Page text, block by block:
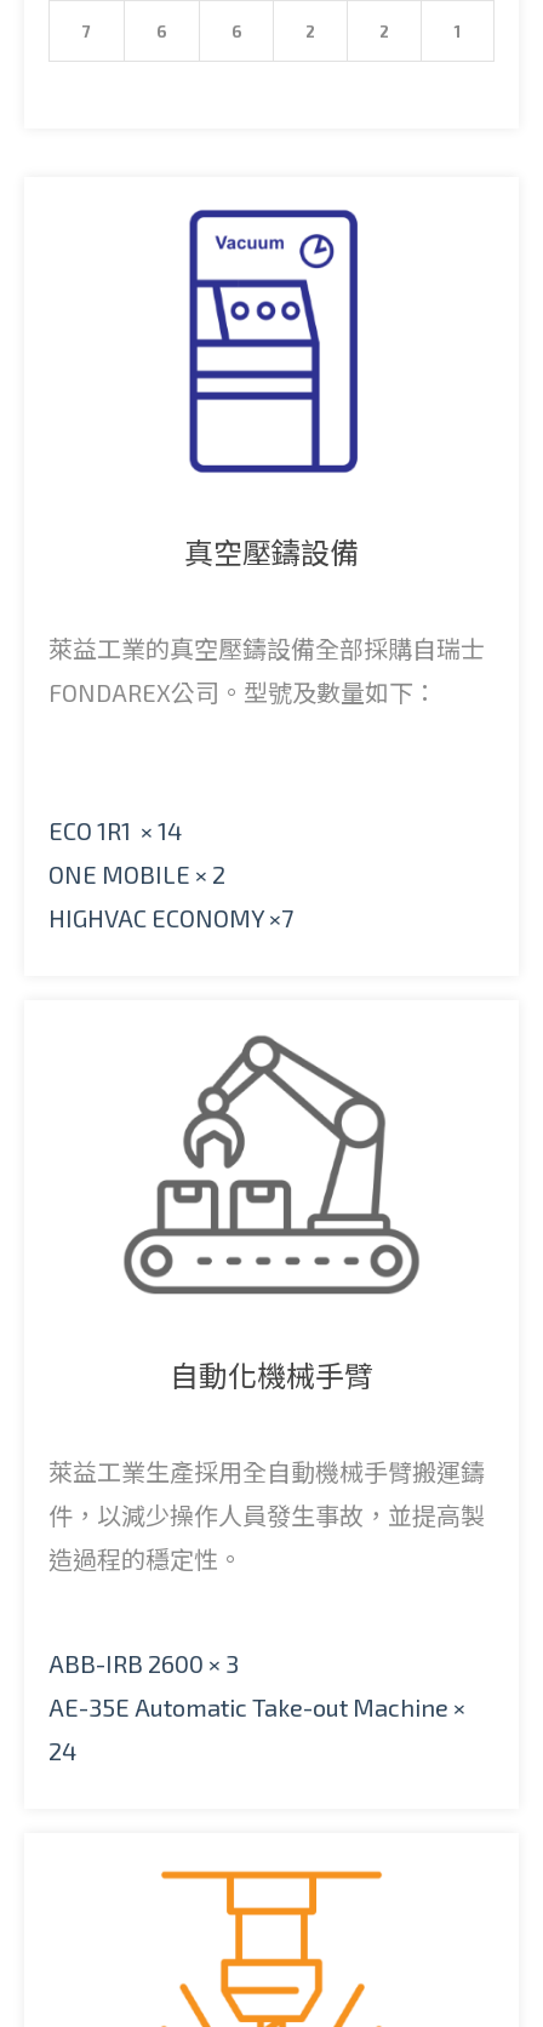
7 6 6 2 2 1
真空壓鑄設備
萊益工業的真空壓鑄設備全部採購自瑞士
FONDAREX公司。型號及數量如下：
ECO 1R1 × 14
ONE MOBILE × 2
HIGHVAC ECONOMY ×7
自動化機械手臂
萊益工業生產採用全自動機械手臂搬運鑄
件，以減少操作人員發生事故，並提高製
造過程的穩定性。
ABB-IRB 2600 × 3
AE-35E Automatic Take-out Machine ×
24